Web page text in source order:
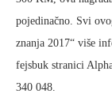
pojedinačno. Svi
znanja 2017“ više
fejsbuk stranici
340 048.